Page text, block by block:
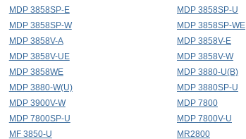
MDP 3858SP-E
MDP 3858SP-U
MDP 3858SP-W
MDP 3858SP-WE
MDP 3858V-A
MDP 3858V-E
MDP 3858V-UE
MDP 3858V-W
MDP 3858WE
MDP 3880-U(B)
MDP 3880-W(U)
MDP 3880SP-U
MDP 3900V-W
MDP 7800
MDP 7800SP-U
MDP 7800V-U
MF 3850-U
MR2800